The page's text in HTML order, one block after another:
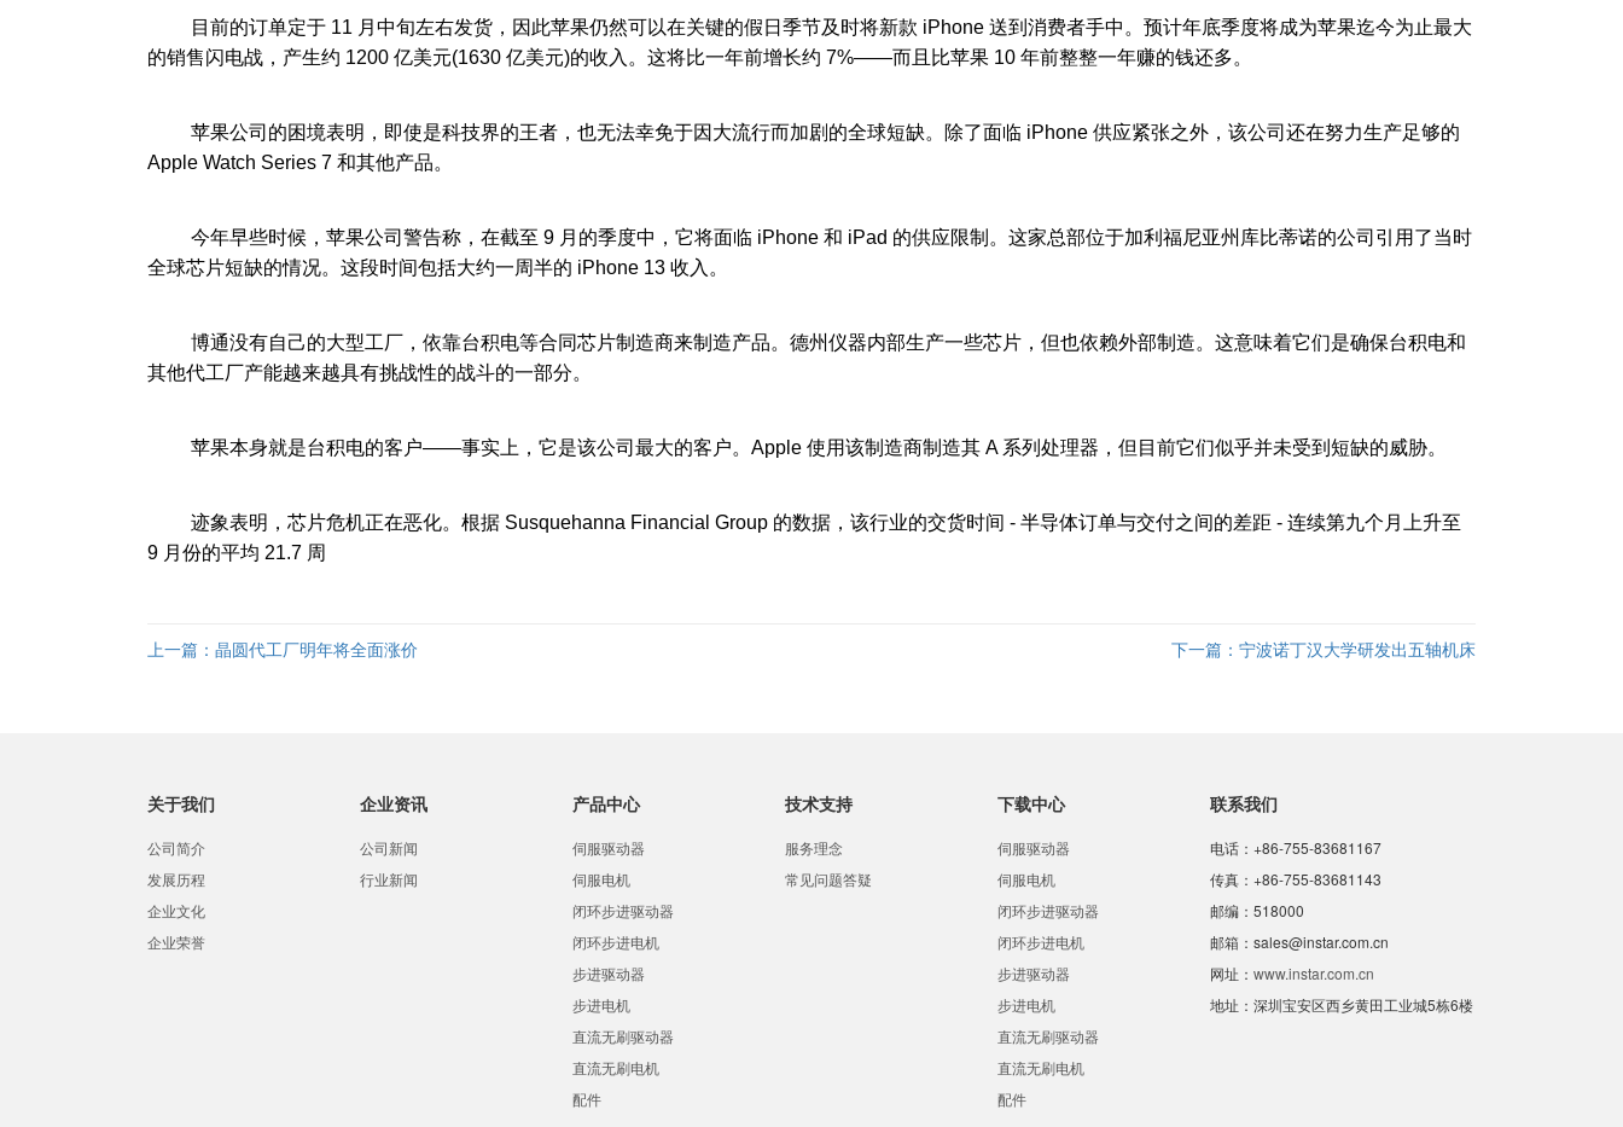
目前的订单定于 11 月中旬左右发货，因此苹果仍然可以在关键的假日季节及时将新款 iPhone 送到消费者手中。预计年底季度将成为苹果迄今为止最大
的销售闪电战，产生约 1200 亿美元(1630 亿美元)的收入。这将比一年前增长约 7%——而且比苹果 10 年前整整一年赚的钱还多。
苹果公司的困境表明，即使是科技界的王者，也无法幸免于因大流行而加剧的全球短缺。除了面临 iPhone 供应紧张之外，该公司还在努力生产足够的
Apple Watch Series 7 和其他产品。
今年早些时候，苹果公司警告称，在截至 9 月的季度中，它将面临 iPhone 和 iPad 的供应限制。这家总部位于加利福尼亚州库比蒂诺的公司引用了当时
全球芯片短缺的情况。这段时间包括大约一周半的 iPhone 13 收入。
博通没有自己的大型工厂，依靠台积电等合同芯片制造商来制造产品。德州仪器内部生产一些芯片，但也依赖外部制造。这意味着它们是确保台积电和
其他代工厂产能越来越具有挑战性的战斗的一部分。
苹果本身就是台积电的客户——事实上，它是该公司最大的客户。Apple 使用该制造商制造其 A 系列处理器，但目前它们似乎并未受到短缺的威胁。
迹象表明，芯片危机正在恶化。根据 Susquehanna Financial Group 的数据，该行业的交货时间 - 半导体订单与交付之间的差距 - 连续第九个月上升至
9 月份的平均 21.7 周
上一篇： 晶圆代工厂明年将全面涨价 下一篇： 宁波诺丁汉大学研发出五轴机床
关于我们
公司简介
发展历程
企业文化
企业荣誉
企业资讯
公司新闻
行业新闻
产品中心
伺服驱动器
伺服电机
闭环步进驱动器
闭环步进电机
步进驱动器
步进电机
直流无刷驱动器
直流无刷电机
配件
技术支持
服务理念
常见问题答疑
下载中心
伺服驱动器
伺服电机
闭环步进驱动器
闭环步进电机
步进驱动器
步进电机
直流无刷驱动器
直流无刷电机
配件
联系我们
电话：+86-755-83681167
传真：+86-755-83681143
邮编：518000
邮箱：sales@instar.com.cn
网址： www.instar.com.cn
地址：深圳宝安区西乡黄田工业城5栋6楼